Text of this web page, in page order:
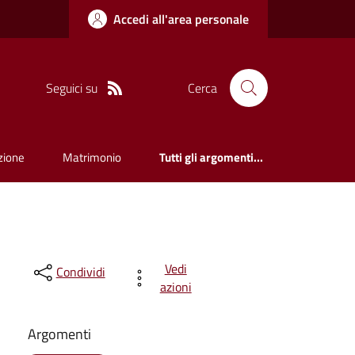
Accedi all'area personale
Seguici su Cerca
Matrimonio Tutti gli argomenti...
Condividi
Vedi
azioni
Argomenti